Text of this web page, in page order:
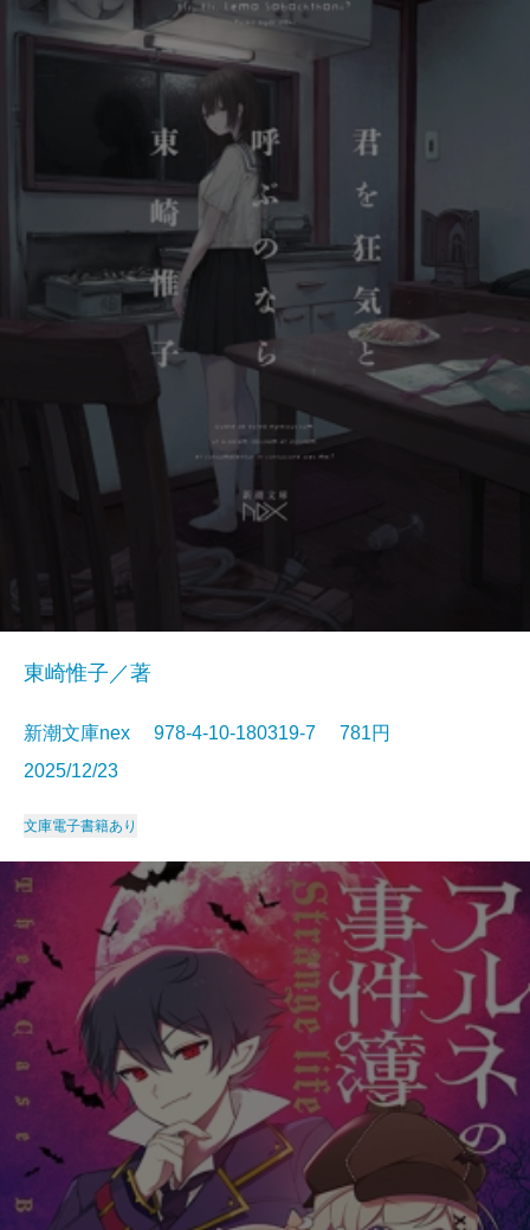
東崎惟子／著
新潮文庫nex 978-4-10-180319-7 781円
2025/12/23
文庫電子書籍あり